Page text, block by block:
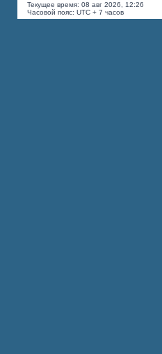
Текущее время: 08 авг 2026, 12:26
Часовой пояс: UTC + 7 часов